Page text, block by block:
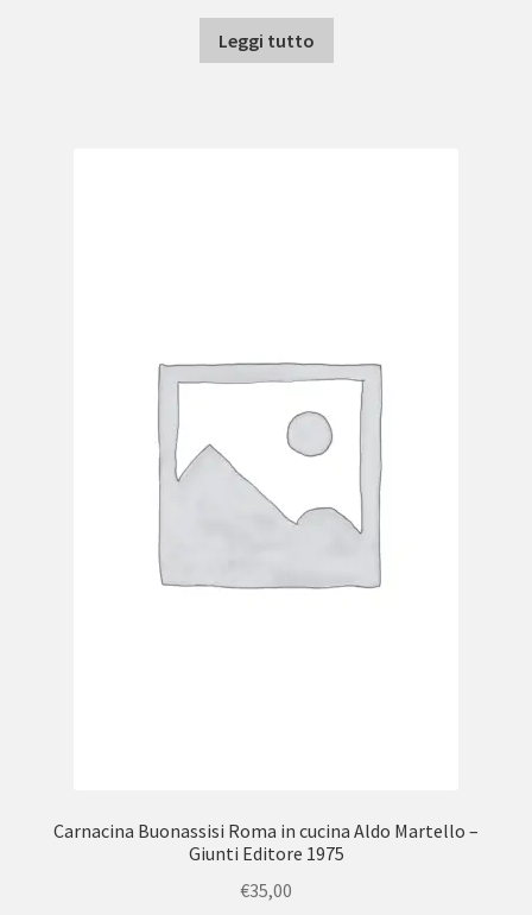
Leggi tutto
Carnacina Buonassisi Roma in cucina Aldo Martello –
Giunti Editore 1975
€35,00